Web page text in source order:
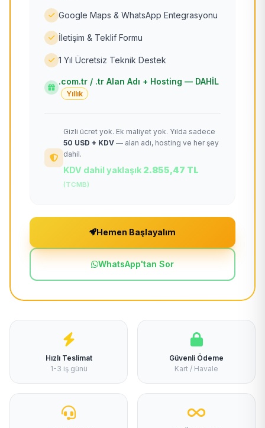
Google Maps & WhatsApp Entegrasyonu
İletişim & Teklif Formu
1 Yıl Ücretsiz Teknik Destek
.com.tr / .tr Alan Adı + Hosting — DAHİL
Yıllık
Gizli ücret yok. Ek maliyet yok. Yılda sadece
50 USD + KDV — alan adı, hosting ve her şey
dahil.
KDV dahil yaklaşık 2.855,47 TL
(TCMB)
Hemen Başlayalım
WhatsApp'tan Sor
Hızlı Teslimat
1-3 iş günü
Güvenli Ödeme
Kart / Havale